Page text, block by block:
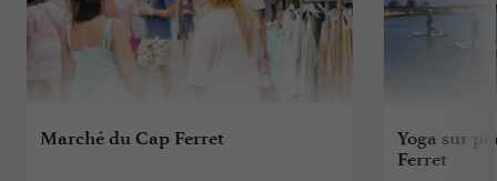
Marché du Cap Ferret
Yoga sur
Ferret